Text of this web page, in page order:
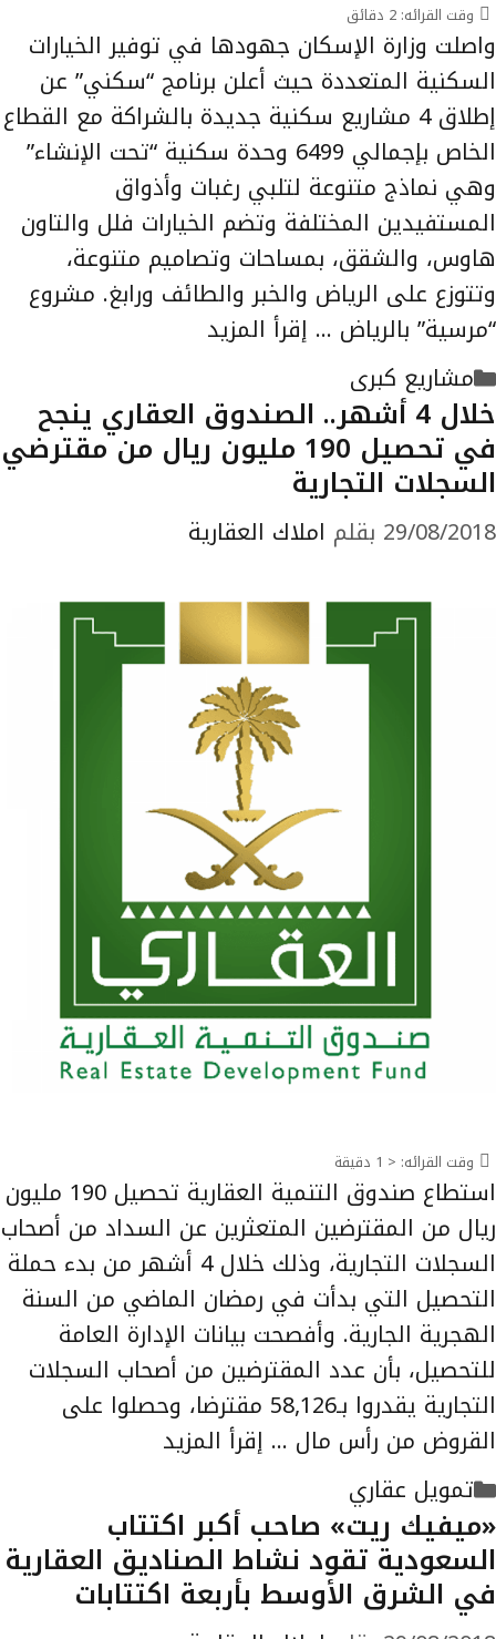
وقت القرائه: 2 دقائق
واصلت وزارة الإسكان جهودها في توفير الخيارات
السكنية المتعددة حيث أعلن برنامج “سكني” عن
إطلاق 4 مشاريع سكنية جديدة بالشراكة مع القطاع
الخاص بإجمالي 6499 وحدة سكنية “تحت الإنشاء”
وهي نماذج متنوعة لتلبي رغبات وأذواق
المستفيدين المختلفة وتضم الخيارات فلل والتاون
هاوس، والشقق، بمساحات وتصاميم متنوعة،
وتتوزع على الرياض والخبر والطائف ورابغ. مشروع
“مرسية” بالرياض … إقرأ المزيد
التصنيفات
مشاريع كبرى
خلال 4 أشهر.. الصندوق العقاري ينجح
في تحصيل 190 مليون ريال من مقترضي
السجلات التجارية
29/08/2018 بقلم املاك العقارية
وقت القرائه: < 1 دقيقة
استطاع صندوق التنمية العقارية تحصيل 190 مليون
ريال من المقترضين المتعثرين عن السداد من أصحاب
السجلات التجارية، وذلك خلال 4 أشهر من بدء حملة
التحصيل التي بدأت في رمضان الماضي من السنة
الهجرية الجارية. وأفصحت بيانات الإدارة العامة
للتحصيل، بأن عدد المقترضين من أصحاب السجلات
التجارية يقدروا بـ58,126 مقترضا، وحصلوا على
القروض من رأس مال … إقرأ المزيد
التصنيفات
تمويل عقاري
«ميفيك ريت» صاحب أكبر اكتتاب
السعودية تقود نشاط الصناديق العقارية
في الشرق الأوسط بأربعة اكتتابات